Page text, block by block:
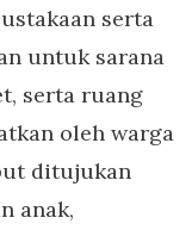
serta
untuk sarana
serta ruang
oleh warga
ditujukan
anak,